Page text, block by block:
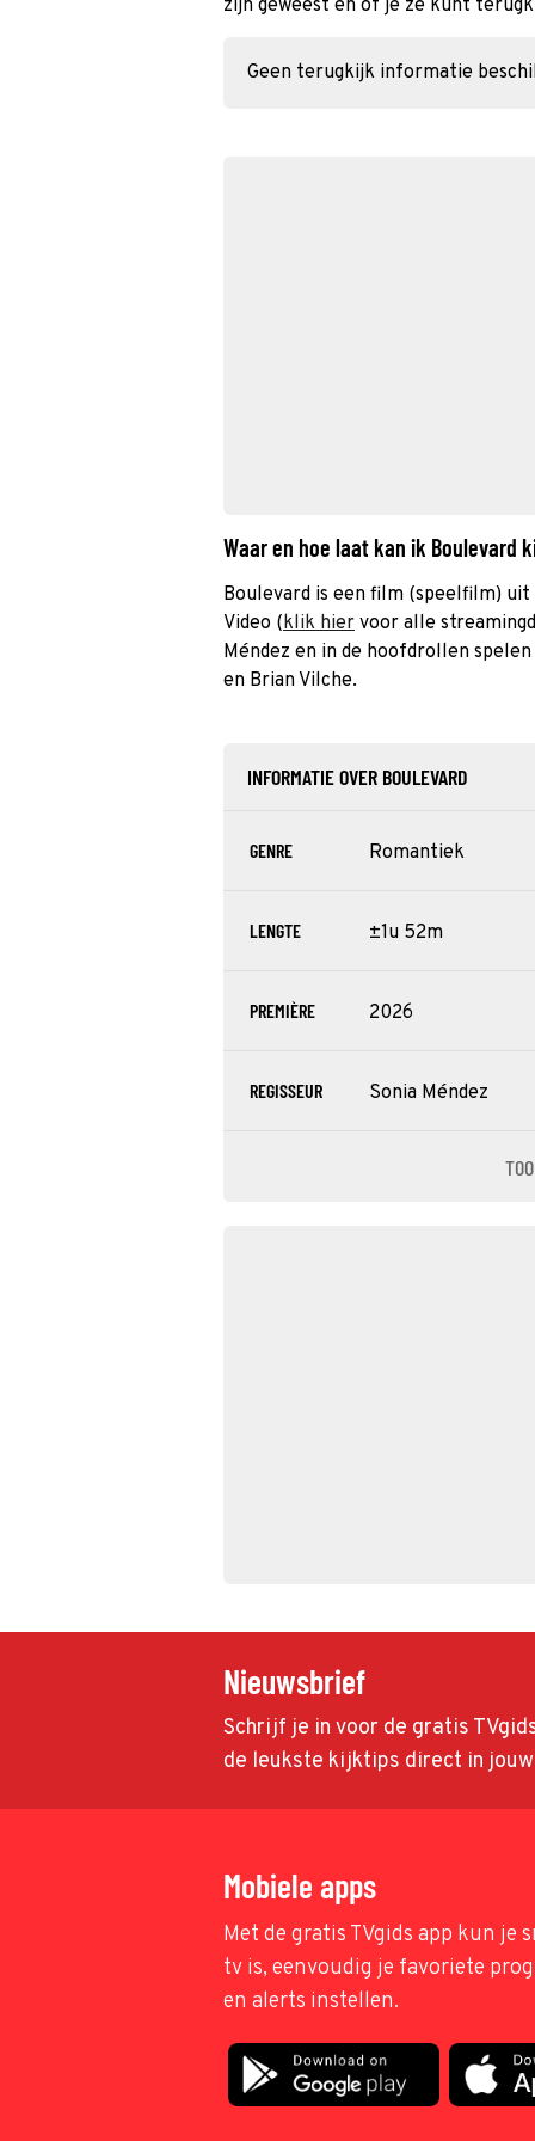
zijn geweest en of je ze kunt
Geen terugkijk informatie
Waar en hoe laat kan ik Boulevard
Boulevard is een film (speelfilm)
Video (klik hier voor alle
Méndez en in de hoofdrollen
en Brian Vilche.
INFORMATIE OVER BOULEVARD
GENRE Romantiek
LENGTE ±1u 52m
PREMIÈRE 2026
REGISSEUR Sonia Méndez
Nieuwsbrief
Schrijf je in voor de gratis
de leukste kijktips direct in
Mobiele apps
Met de gratis TVgids app kun je
tv is, eenvoudig je favoriete
en alerts instellen.